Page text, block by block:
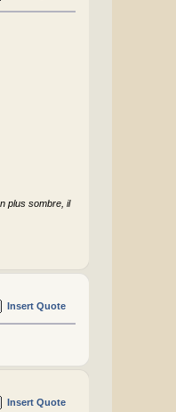
plus sombre, il
Insert Quote
Insert Quote